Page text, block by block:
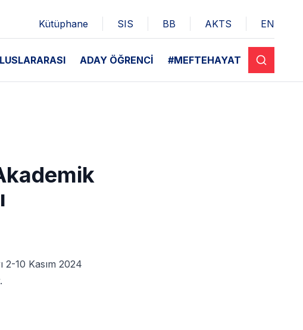
Kütüphane SIS BB AKTS EN
ADAY ÖĞRENCİ #MEFTEHAYAT
2-10 Kasım 2024